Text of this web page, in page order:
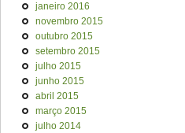
janeiro 2016
novembro 2015
outubro 2015
setembro 2015
julho 2015
junho 2015
abril 2015
março 2015
julho 2014